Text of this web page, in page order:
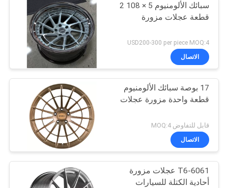
اطلب
خريطة
الموقع
POLICY
سبائك الألومنيوم 5 × 108 2
قطعة عجلات مزورة
USD200-300 per piece MOQ:4
الاتصال
17 بوصة سبائك الألومنيوم
قطعة واحدة مزورة عجلات
قابل للتفاوض MOQ:4
الاتصال
6061-T6 عجلات مزورة
أحادية الكتلة للسيارات